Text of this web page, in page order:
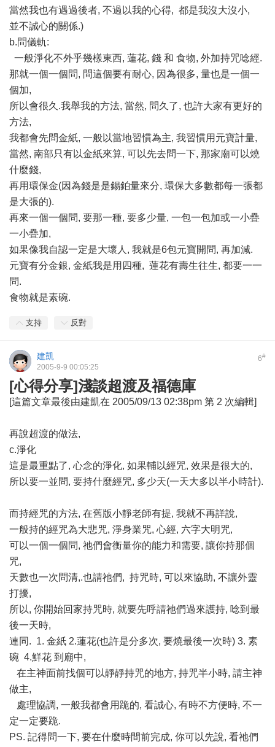
當然我也有遇過後者, 不過以我的心得, 都是我沒大沒小,
並不誠心的關係.)
b.問儀軌:
一般淨化不外乎幾樣東西, 蓮花, 錢 和 食物, 外加持咒唸經.
那就一個一個問, 問這個要有耐心, 因為很多, 量也是一個一
個加,
所以會很久.我舉我的方法, 當然, 問久了, 也許大家有更好的
方法,
我都會先問金紙, 一般以當地習慣為主, 我習慣用元寶計量,
當然, 南部只有以金紙來算, 可以先去問一下, 那家廟可以燒
什麼錢,
再用環保金(因為錢是是錫鉑量來分, 環保大多數都每一張都
是大張的).
再來一個一個問, 要那一種, 要多少量, 一包一包加或一小疊
一小疊加,
如果像我自認一定是大壞人, 我就是6包元寶開問, 再加減.
元寶有分金銀, 金紙我是用四種, 蓮花有壽生往生, 都要一一
問.
食物就是素碗.
支持 反對
6#
建凱
2005-9-9 00:05:25
[心得分享]淺談超渡及福德庫
[這篇文章最後由建凱在 2005/09/13 02:38pm 第 2 次編輯]
再說超渡的做法,
c.淨化
這是最重點了, 心念的淨化, 如果輔以經咒, 效果是很大的,
所以要一並問, 要持什麼經咒, 多少天(一天大多以半小時計).
而持經咒的方法, 在舊版小靜老師有提, 我就不再詳說,
一般持的經咒為大悲咒, 淨身業咒, 心經, 六字大明咒,
可以一個一個問, 祂們會衡量你的能力和需要, 讓你持那個
咒,
天數也一次問清,.也請祂們, 持咒時, 可以來協助, 不讓外靈
打擾,
所以, 你開始回家持咒時, 就要先呼請祂們過來護持, 唸到最
後一天時,
連同. 1. 金紙 2.蓮花(也許是分多次, 要燒最後一次時) 3. 素
碗 4.鮮花 到廟中,
在主神面前找個可以靜靜持咒的地方, 持咒半小時, 請主神
做主,
處理協調, 一般我都會用跪的, 看誠心, 有時不方便時, 不一
定一定要跪.
PS. 記得問一下, 要在什麼時間前完成, 你可以先說, 看祂們